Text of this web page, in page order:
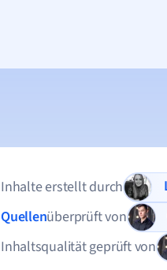
Inhalte erstellt durch
Quellenüberprüft von
Inhaltsqualität geprüft von